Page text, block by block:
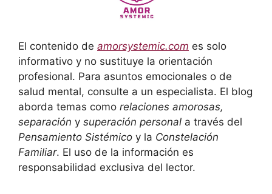
El contenido de amorsystemic.com es solo
informativo y no sustituye la orientación
profesional. Para asuntos emocionales o de
salud mental, consulte a un especialista. El blog
aborda temas como relaciones amorosas,
separación y superación personal a través del
Pensamiento Sistémico y la Constelación
Familiar. El uso de la información es
responsabilidad exclusiva del lector.